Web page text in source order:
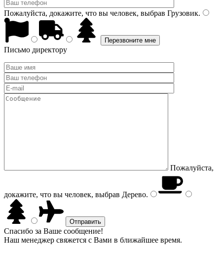
Пожалуйста, докажите, что вы человек, выбрав Грузовик.
Письмо директору
Пожалуйста,
докажите, что вы человек, выбрав Дерево.
Спасибо за Ваше сообщение!
Наш менеджер свяжется с Вами в ближайшее время.